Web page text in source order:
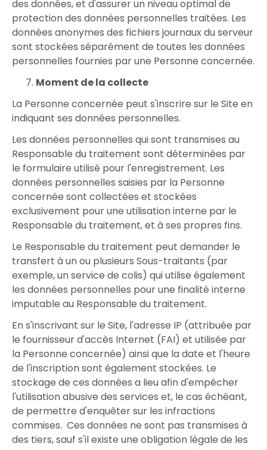
des données, et d'assurer un niveau optimal de
protection des données personnelles traitées. Les
données anonymes des fichiers journaux du serveur
sont stockées séparément de toutes les données
personnelles fournies par une Personne concernée.
Moment de la collecte
La Personne concernée peut s'inscrire sur le Site en
indiquant ses données personnelles.
Les données personnelles qui sont transmises au
Responsable du traitement sont déterminées par
le formulaire utilisé pour l'enregistrement. Les
données personnelles saisies par la Personne
concernée sont collectées et stockées
exclusivement pour une utilisation interne par le
Responsable du traitement, et à ses propres fins.
Le Responsable du traitement peut demander le
transfert à un ou plusieurs Sous-traitants (par
exemple, un service de colis) qui utilise également
les données personnelles pour une finalité interne
imputable au Responsable du traitement.
En s'inscrivant sur le Site, l'adresse IP (attribuée par
le fournisseur d'accès Internet (FAI) et utilisée par
la Personne concernée) ainsi que la date et l'heure
de l'inscription sont également stockées. Le
stockage de ces données a lieu afin d'empêcher
l'utilisation abusive des services et, le cas échéant,
de permettre d'enquêter sur les infractions
commises. Ces données ne sont pas transmises à
des tiers, sauf s'il existe une obligation légale de les